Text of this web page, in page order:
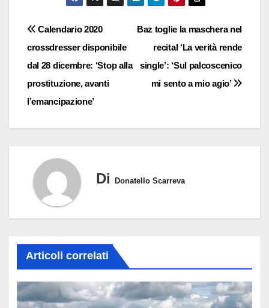
Navigazione
articoli
Baz toglie la maschera nel
recital ‘La verità rende
single’: ‘Sul palcoscenico
mi sento a mio agio’
Calendario 2020
crossdresser disponibile
dal 28 dicembre: ‘Stop alla
prostituzione, avanti
l’emancipazione’
Di Donatello Scarreva
Articoli correlati